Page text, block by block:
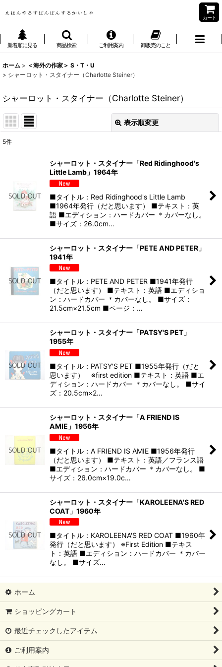
カート
新着順に見る 商品検索 ご利用案内 卸販売のこと
ホーム > ＜海外の作家＞ S・T・U
> シャーロット・スタイナー（Charlotte Steiner）
シャーロット・スタイナー（Charlotte Steiner）
表示順変更
絞り込む
5件
シャーロット・スタイナー「Red Ridinghood's
Little Lamb」1964年
■タイトル：Red Ridinghood's Little Lamb
■1964年発行（だと思います） ■テキスト：英
語 ■エディション：ハードカバー ＊カバーなし。
■サイズ：26.0cm…
シャーロット・スタイナー「PETE AND PETER」
1941年
■タイトル：PETE AND PETER ■1941年発行
（だと思います） ■テキスト：英語 ■エディショ
ン：ハードカバー ＊カバーなし。 ■サイズ：
21.5cm×21.5cm ■ページ：…
シャーロット・スタイナー「PATSY'S PET」
1955年
■タイトル：PATSY'S PET ■1955年発行（だと
思います） ※first edition ■テキスト：英語 ■エ
ディション：ハードカバー ＊カバーなし。 ■サイ
ズ：20.5cm×2…
シャーロット・スタイナー「A FRIEND IS
AMIE」1956年
■タイトル：A FRIEND IS AMIE ■1956年発行
（だと思います） ■テキスト：英語／フランス語
■エディション：ハードカバー ＊カバーなし。 ■
サイズ：26.0cm×19.0c…
シャーロット・スタイナー「KAROLEENA'S RED
COAT」1960年
■タイトル：KAROLEENA'S RED COAT ■1960年
発行（だと思います） ※First Edition ■テキス
ト：英語 ■エディション：ハードカバー ＊カバー
なし。 ■サイズ…
ホーム
ショッピングカート
最近チェックしたアイテム
ご利用案内